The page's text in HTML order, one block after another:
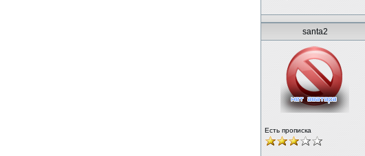
santa2
Есть прописка